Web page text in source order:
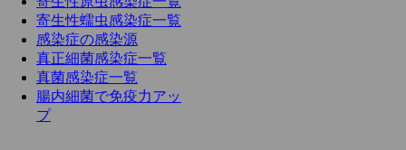
寄生性蠕虫感染症一覧
感染症の感染源
真正細菌感染症一覧
真菌感染症一覧
腸内細菌で免疫力アッ
プ